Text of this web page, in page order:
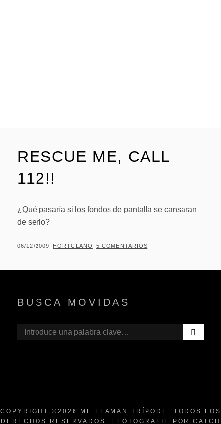
RESCUE ME, CALL
112!!
¿Qué pasaría si los fondos de pantalla se cansaran
de serlo?
PUBLICADO
06/12/2009 POR
HORTOLANO 5 COMENTARIOS
BUSCA MOVIDAS
Buscar:
U
COPYRIGHT ©2026 ME LLAMAN TRÍPODE . TODOS LOS
DERECHOS RESERVADOS. | FOTOGRAFIE POR CATCH